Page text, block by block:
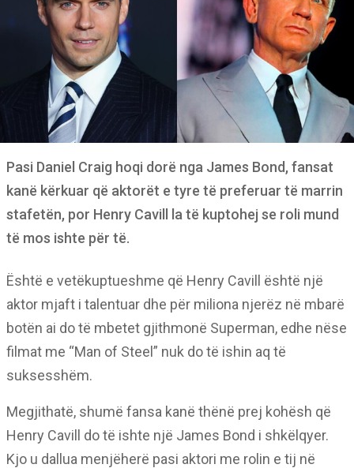
Pasi Daniel Craig hoqi dorë nga James Bond, fansat
kanë kërkuar që aktorët e tyre të preferuar të marrin
stafetën, por Henry Cavill la të kuptohej se roli mund
të mos ishte për të.
Është e vetëkuptueshme që Henry Cavill është një
aktor mjaft i talentuar dhe për miliona njerëz në mbarë
botën ai do të mbetet gjithmonë Superman, edhe nëse
filmat me “Man of Steel” nuk do të ishin aq të
suksesshëm.
Megjithatë, shumë fansa kanë thënë prej kohësh që
Henry Cavill do të ishte një James Bond i shkëlqyer.
Kjo u dallua menjëherë pasi aktori me rolin e tij në